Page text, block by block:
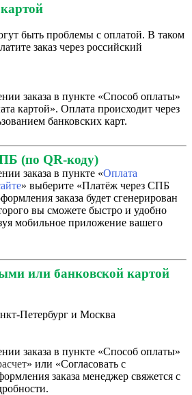
быть проблемы с оплатой. В таком
заказ через российский
заказа в пункте «Способ оплаты»
картой». Оплата происходит через
банковских карт.
(по QR-коду)
заказа в пункте «Оплата
» выберите «Платёж через СПБ
заказа будет сгенерирован
вы сможете быстро и удобно
мобильное приложение вашего
или банковской картой
Петербург и Москва
заказа в пункте «Способ оплаты»
» или «Согласовать с
заказа менеджер свяжется с